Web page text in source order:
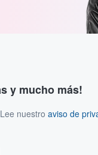
y mucho más!
nuestro aviso de